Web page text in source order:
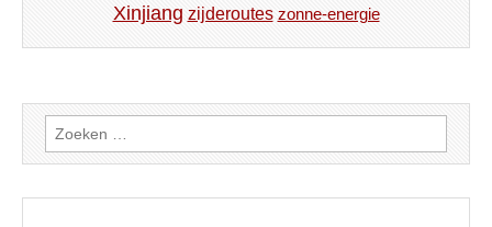
Xinjiang zijderoutes zonne-energie
Zoeken
naar: